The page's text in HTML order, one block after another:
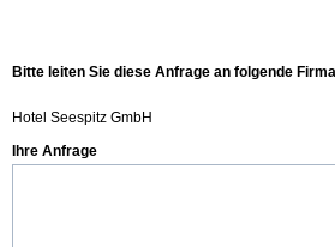
Bitte leiten Sie diese Anfrage an folgende
Hotel Seespitz GmbH
Ihre Anfrage